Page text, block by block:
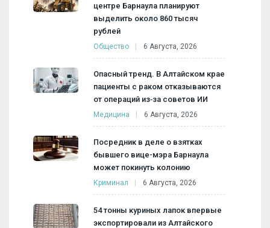
центре Барнаула планируют
выделить около 860 тысяч
рублей
Общество 6 Августа, 2026
Опасный тренд. В Алтайском крае
пациенты с раком отказываются
от операций из‑за советов ИИ
Медицина 6 Августа, 2026
Посредник в деле о взятках
бывшего вице-мэра Барнаула
может покинуть колонию
Криминал 6 Августа, 2026
54 тонны куриных лапок впервые
экспортировали из Алтайского